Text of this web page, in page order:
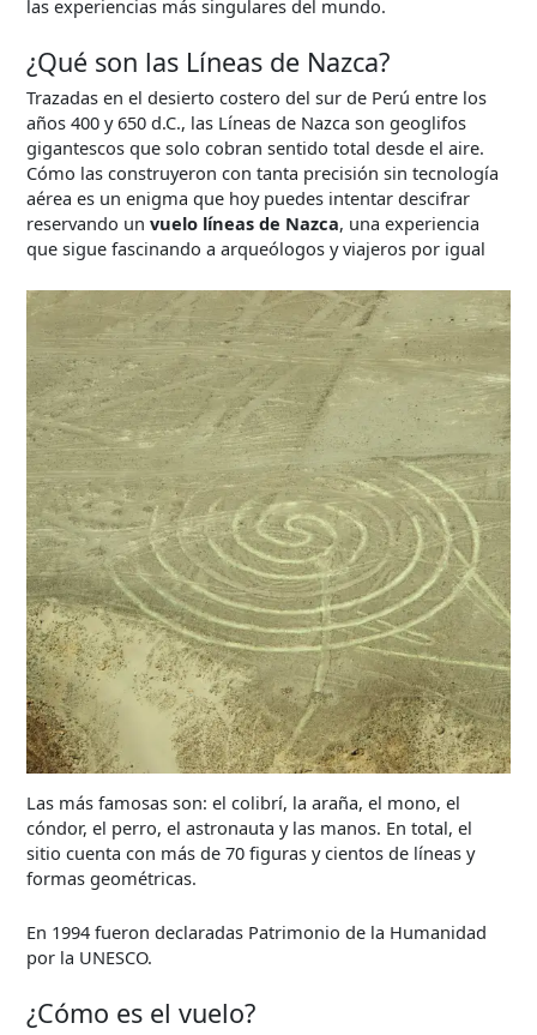
las experiencias más singulares del mundo.
¿Qué son las Líneas de Nazca?
Trazadas en el desierto costero del sur de Perú entre los
años 400 y 650 d.C., las Líneas de Nazca son geoglifos
gigantescos que solo cobran sentido total desde el aire.
Cómo las construyeron con tanta precisión sin tecnología
aérea es un enigma que hoy puedes intentar descifrar
reservando unvuelo líneas de Nazca, una experiencia
que sigue fascinando a arqueólogos y viajeros por igual
Las más famosas son: el colibrí, la araña, el mono, el
cóndor, el perro, el astronauta y las manos. En total, el
sitio cuenta con más de 70 figuras y cientos de líneas y
formas geométricas.
En 1994 fueron declaradas Patrimonio de la Humanidad
por la UNESCO.
¿Cómo es el vuelo?